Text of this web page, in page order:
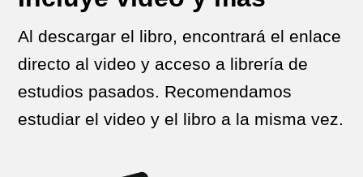
Al descargar el libro, encontrará el enlace
directo al video y acceso a librería de
estudios pasados. Recomendamos
estudiar el video y el libro a la misma vez.